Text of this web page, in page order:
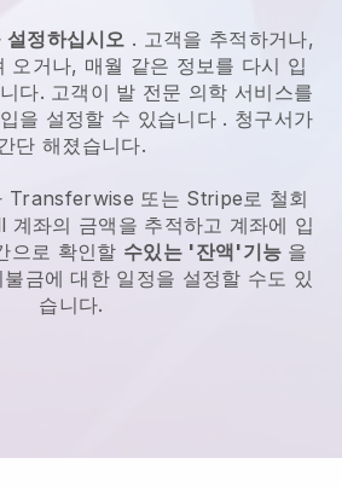
설정하십시오 . 고객을 추적하거나,
오거나, 매월 같은 정보를 다시 입
다. 고객이 발 전문 의학 서비스를
을 설정할 수 있습니다 . 청구서가
단 해졌습니다.
Transferwise 또는 Stripe로 철회
계좌의 금액을 추적하고 계좌에 입
으로 확인할 수있는 '잔액'기능 을
금에 대한 일정을 설정할 수도 있
습니다.